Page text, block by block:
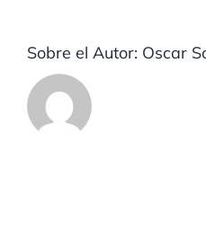
Sobre el Autor: Oscar